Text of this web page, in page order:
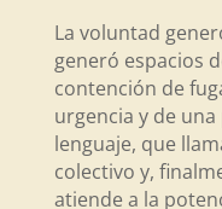
La voluntad
generó espacios
contención de
urgencia y de
lenguaje, que
colectivo y,
atiende a la